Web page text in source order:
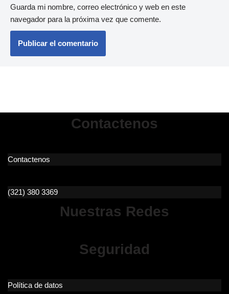
Guarda mi nombre, correo electrónico y web en este
navegador para la próxima vez que comente.
Contactenos
Contactenos
(321) 380 3369
Nuestras Redes
Seguridad
Política de datos